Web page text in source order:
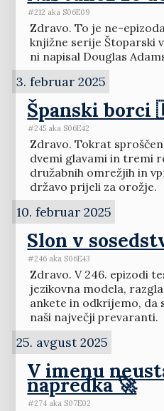
#212 aka S06E09
Zdravo. To je ne-
knjižne serije Štoparski
ni napisal Douglas
3. februar 2025
Španski
#245 aka S06E42
Zdravo. Tokrat
dvemi glavami in tremi
družabnih omrežjih in
državo prijeli za orožje.
10. februar 2025
Slon v
#246 aka S06E43
Zdravo. V 246. epizodi
jezikovna modela,
ankete in odkrijemo, da
naši največji prevaranti.
25. avgust 2025
V imenu
napredka 🚀
#274 aka S07E02